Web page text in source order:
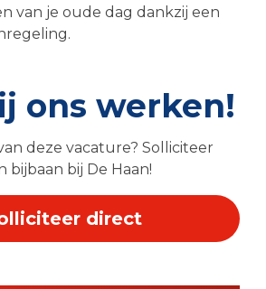
van je oude dag dankzij een
ons werken!
deze vacature? Solliciteer
bijbaan bij De Haan!
direct